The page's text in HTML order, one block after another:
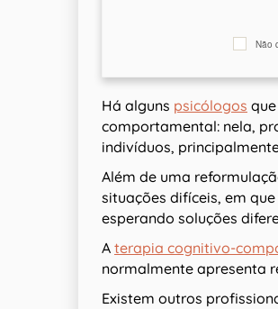
Não
Há alguns psicólogos
comportamental: nela,
indivíduos,
Além de uma
situações difíceis, em
esperando soluções
A terapia cognitivo-
normalmente apresenta
Existem outros